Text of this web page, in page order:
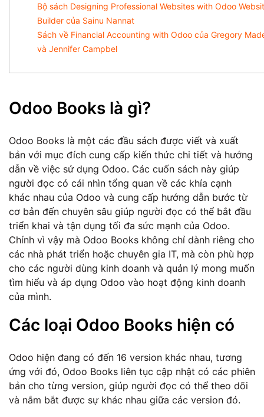
Bộ sách Designing Professional Websites with Odoo
Builder của Sainu Nannat
Sách về Financial Accounting with Odoo của Gregory
và Jennifer Campbel
Odoo Books là gì?
Odoo Books là một các đầu sách được viết và xuất
bản với mục đích cung cấp kiến thức chi tiết và hướng
dẫn về việc sử dụng Odoo. Các cuốn sách này giúp
người đọc có cái nhìn tổng quan về các khía cạnh
khác nhau của Odoo và cung cấp hướng dẫn bước từ
cơ bản đến chuyên sâu giúp người đọc có thể bắt đầu
triển khai và tận dụng tối đa sức mạnh của Odoo.
Chính vì vậy mà Odoo Books không chỉ dành riêng cho
các nhà phát triển hoặc chuyên gia IT, mà còn phù hợp
cho các người dùng kinh doanh và quản lý mong muốn
tìm hiểu và áp dụng Odoo vào hoạt động kinh doanh
của mình.
Các loại Odoo Books hiện có
Odoo hiện đang có đến 16 version khác nhau, tương
ứng với đó, Odoo Books liên tục cập nhật có các phiên
bản cho từng version, giúp người đọc có thể theo dõi
và nắm bắt được sự khác nhau giữa các version đó.